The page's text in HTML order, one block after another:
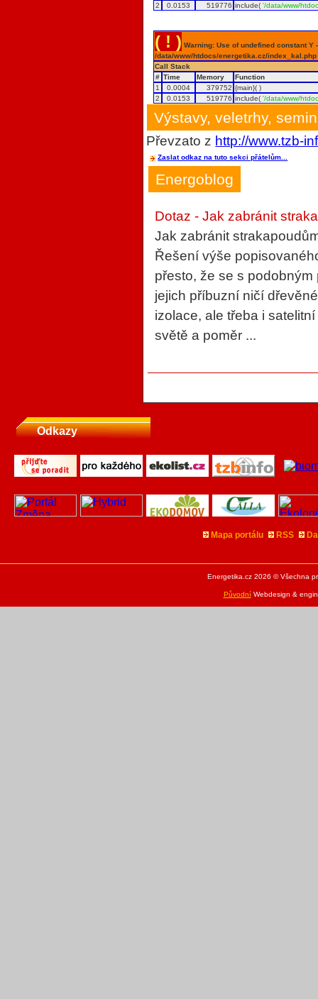
2
0.0153 519776 include('/data/www/
( ! ) Warning: Use of undefined constant
/data/www/htdocs/energetika.cz/
Call Stack
# Time Memory
Function
1
0.0004 379752 {main}( )
2
0.0153 519776 include('/data/www/
Výstavy, veletrhy,
Převzato z http://www.tzb-
Zaslat odkaz na tuto sekci přátelům...
Energoblog
Dotaz - Jak zabránit
Jak zabránit
Řešení výše
přesto, že se s
jejich příbuzní ničí
izolace, ale třeba i
světě a poměr ...
Odkazy
Mapa portálu RSS
Energetika.cz 2026 © Všechna
PůvodníWebdesign &